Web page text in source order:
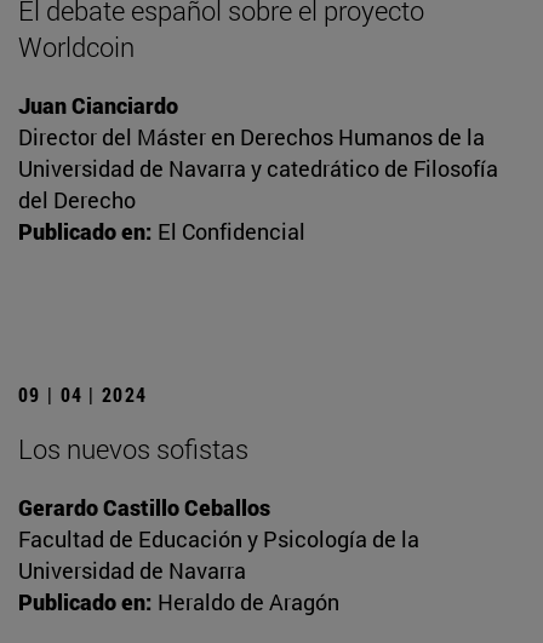
El debate español sobre el proyecto
Worldcoin
Juan Cianciardo
Director del Máster en Derechos Humanos de la
Universidad de Navarra y catedrático de Filosofía
del Derecho
Publicado en: El Confidencial
09 | 04 | 2024
Los nuevos sofistas
Gerardo Castillo Ceballos
Facultad de Educación y Psicología de la
Universidad de Navarra
Publicado en: Heraldo de Aragón